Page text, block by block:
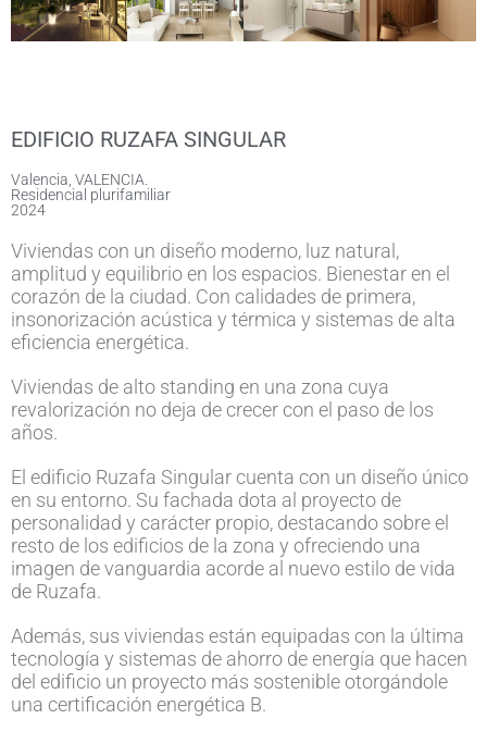
EDIFICIO RUZAFA SINGULAR
Valencia, VALENCIA.
Residencial plurifamiliar
2024
Viviendas con un diseño moderno, luz natural,
amplitud y equilibrio en los espacios. Bienestar en el
corazón de la ciudad. Con calidades de primera,
insonorización acústica y térmica y sistemas de alta
eficiencia energética.
Viviendas de alto standing en una zona cuya
revalorización no deja de crecer con el paso de los
años.
El edificio Ruzafa Singular cuenta con un diseño único
en su entorno. Su fachada dota al proyecto de
personalidad y carácter propio, destacando sobre el
resto de los edificios de la zona y ofreciendo una
imagen de vanguardia acorde al nuevo estilo de vida
de Ruzafa.
Además, sus viviendas están equipadas con la última
tecnología y sistemas de ahorro de energía que hacen
del edificio un proyecto más sostenible otorgándole
una certificación energética B.